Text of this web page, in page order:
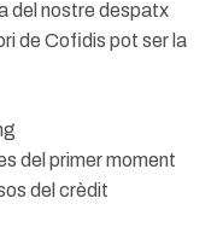
del nostre despatx
de Cofidis pot ser la
del primer moment
del crèdit